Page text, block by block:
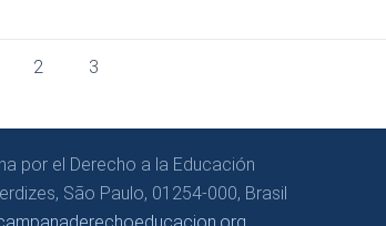
2 3
por el Derecho a la Educación
São Paulo, 01254-000, Brasil